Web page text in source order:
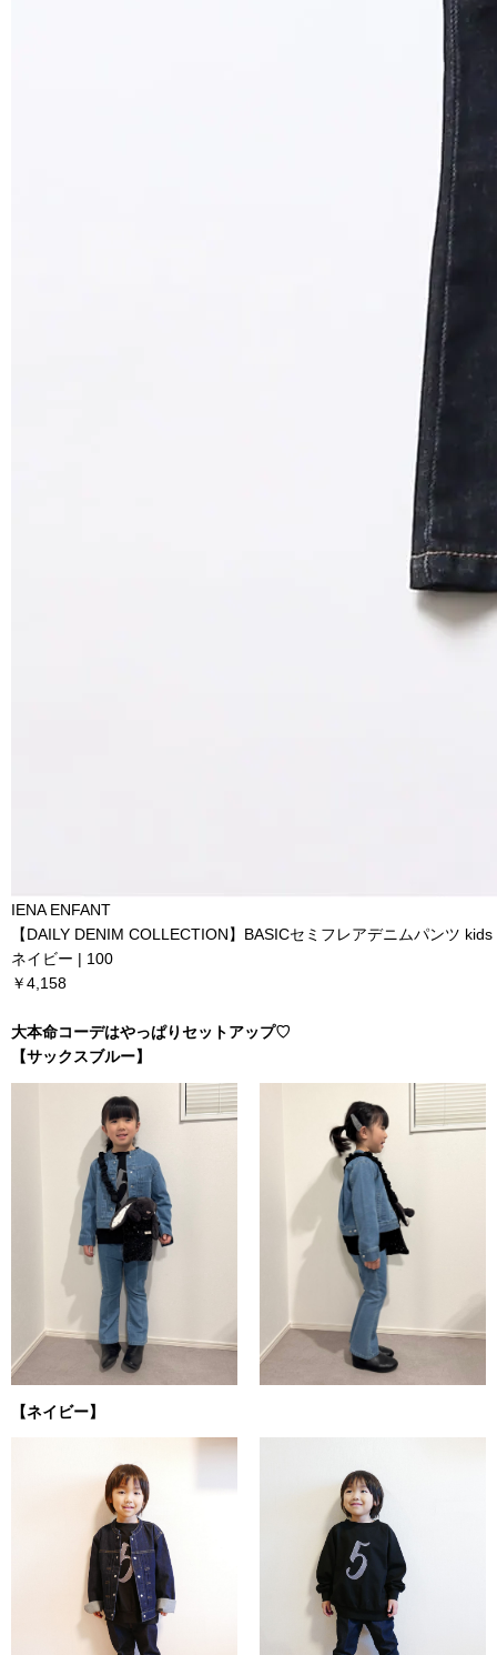
IENA ENFANT
【DAILY DENIM COLLECTION】BASICセミフレアデニムパンツ kids
ネイビー | 100
￥4,158
大本命コーデはやっぱりセットアップ♡
【サックスブルー】
【ネイビー】